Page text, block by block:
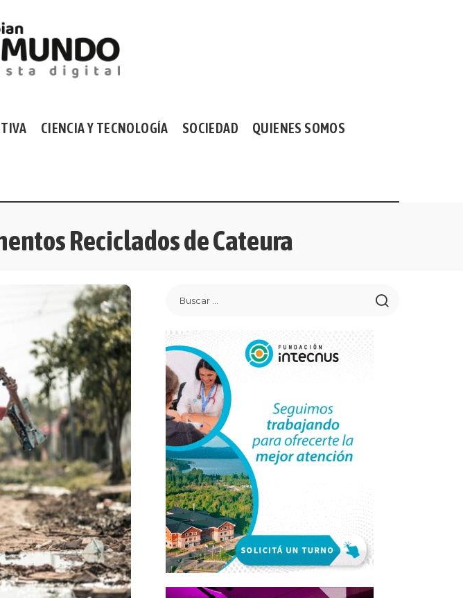
CIENCIA Y TECNOLOGÍA SOCIEDAD QUIENES SOMOS
Reciclados de Cateura